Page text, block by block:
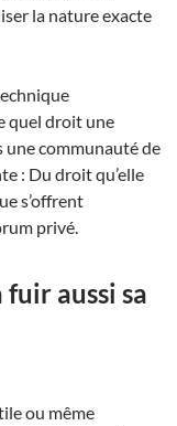
la nature exacte
quel droit une
communauté de
: Du droit qu’elle
s’offrent
privé.
aussi sa
ou même